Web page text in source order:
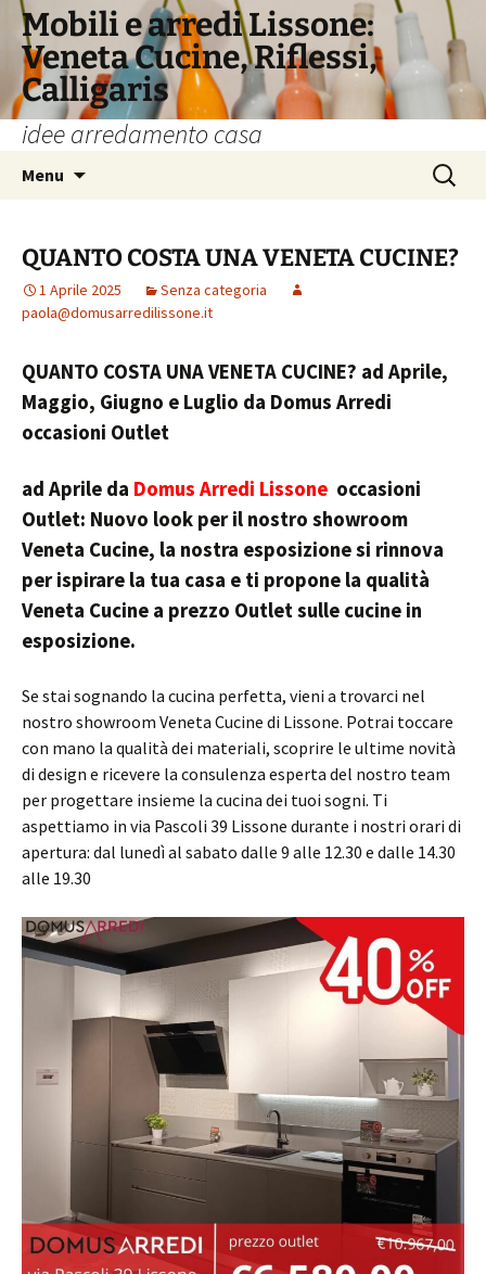
Vai
contenuto
Mobili e arredi Lissone:
Veneta Cucine, Riflessi,
Calligaris
idee arredamento casa
Menu
Ricerca
per:
QUANTO COSTA UNA VENETA CUCINE?
1 Aprile 2025
Senza categoria
paola@domusarredilissone.it
QUANTO COSTA UNA VENETA CUCINE? ad Aprile,
Maggio, Giugno e Luglio da Domus Arredi
occasioni Outlet
ad Aprile da Domus Arredi Lissone occasioni
Outlet: Nuovo look per il nostro showroom
Veneta Cucine, la nostra esposizione si rinnova
per ispirare la tua casa e ti propone la qualità
Veneta Cucine a prezzo Outlet sulle cucine in
esposizione.
Se stai sognando la cucina perfetta, vieni a trovarci nel
nostro showroom Veneta Cucine di Lissone. Potrai toccare
con mano la qualità dei materiali, scoprire le ultime novità
di design e ricevere la consulenza esperta del nostro team
per progettare insieme la cucina dei tuoi sogni. Ti
aspettiamo in via Pascoli 39 Lissone durante i nostri orari di
apertura: dal lunedì al sabato dalle 9 alle 12.30 e dalle 14.30
alle 19.30